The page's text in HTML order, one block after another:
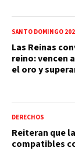
SANTO DOMINGO
Las Reinas
reino: vencen
el oro y
DERECHOS
Reiteran que
compatibles